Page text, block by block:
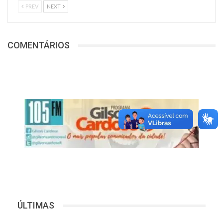
PREV NEXT
COMENTÁRIOS
ÚLTIMAS